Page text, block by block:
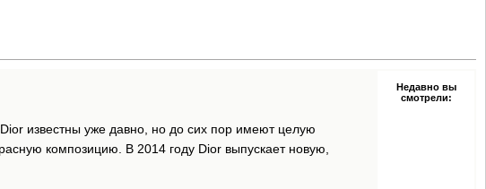
известны уже давно, но до сих пор имеют целую
композицию. В 2014 году Dior выпускает новую,
Недавно вы
смотрели: